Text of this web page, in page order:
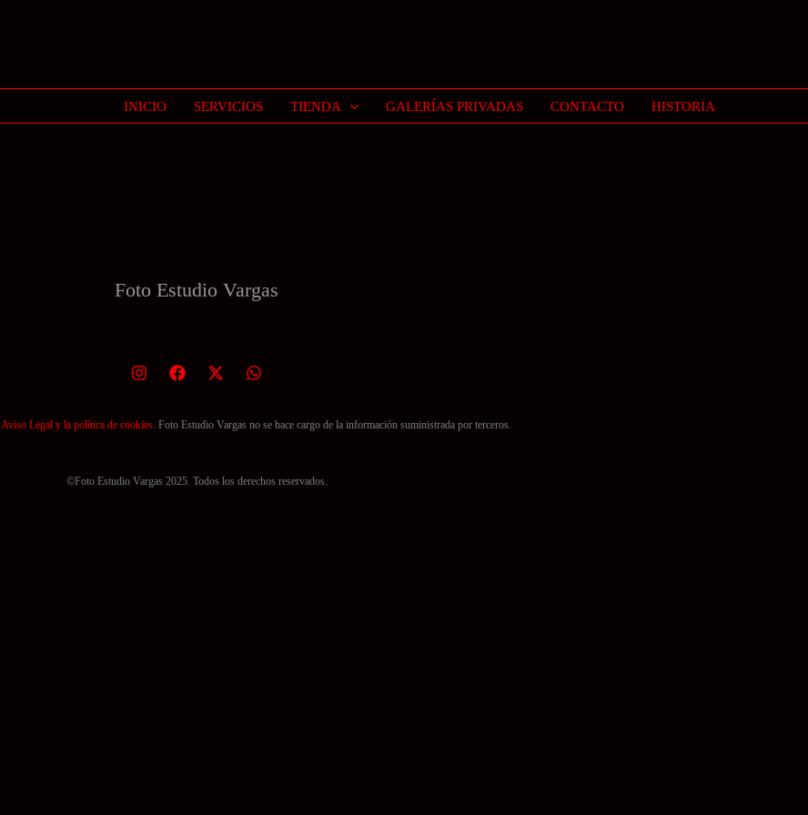
INICIO SERVICIOS TIENDA GALERÍAS PRIVADAS CONTACTO HISTORIA
Foto Estudio Vargas
Aviso Legal y la política de cookies. Foto Estudio Vargas no se hace cargo de la información suministrada por terceros.
©Foto Estudio Vargas 2025. Todos los derechos reservados.